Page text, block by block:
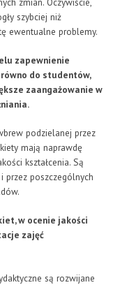
szybciej niż
ewentualne problemy.
zapewnienie
do studentów,
zaangażowanie w
podzielanej przez
mają naprawdę
kształcenia. Są
przez poszczególnych
w ocenie jakości
zajęć
są rozwijane